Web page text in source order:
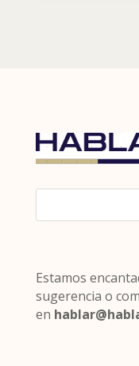
Estamos
sugerencia o
en